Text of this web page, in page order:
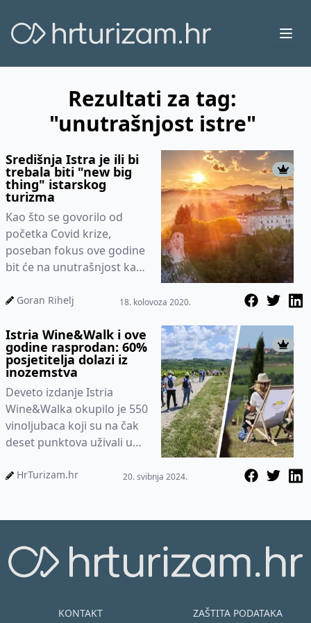
Rezultati za tag:
"unutrašnjost istre"
Središnja Istra je ili bi
trebala biti "new big
thing" istarskog
turizma
Kao što se govorilo od
početka Covid krize,
poseban fokus ove godine
bit će na unutrašnjost kao i
koje su i ove godine izvr...
Goran Rihelj 18. kolovoza 2020.
Istria Wine&Walk i ove
godine rasprodan: 60%
posjetitelja dolazi iz
inozemstva
Deveto izdanje Istria
Wine&Walka okupilo je 550
vinoljubaca koji su na čak
deset punktova uživali u
gastronomskoj ponudi.
HrTurizam.hr 20. svibnja 2024.
KONTAKT ZAŠTITA PODATAKA